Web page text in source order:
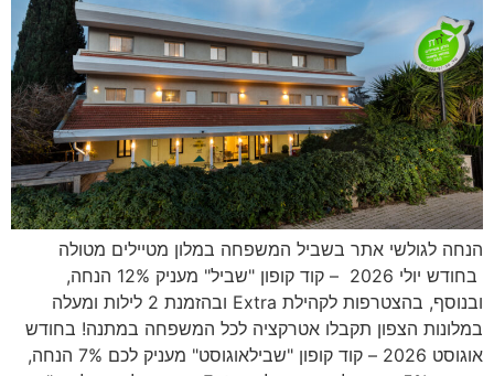
הנחה לגולשי אתר בשביל המשפחה במלון מטיילים מטולה
בחודש יולי 2026 – קוד קופון "שביל" מעניק 12% הנחה,
ובנוסף, בהצטרפות לקהילת Extra ובהזמנת 2 לילות ומעלה
במלונות הצפון תקבלו אטרקציה לכל המשפחה במתנה! בחודש
אוגוסט 2026 – קוד קופון "שבילאוגוסט" מעניק לכם 7% הנחה,